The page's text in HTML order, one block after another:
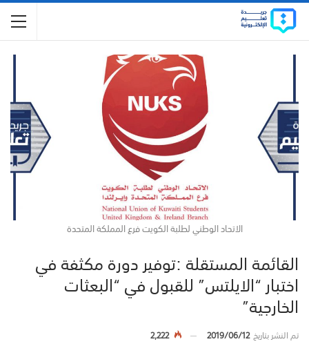
الاتحاد الوطني لطلبة الكويت فرع المملكة المتحدة
القائمة المستقلة :توفير دورة مكثفة في
اختبار “الايلتس” للقبول في “البعثات
الخارجية”
تم النشر بتاريخ2019/06/12
2,222